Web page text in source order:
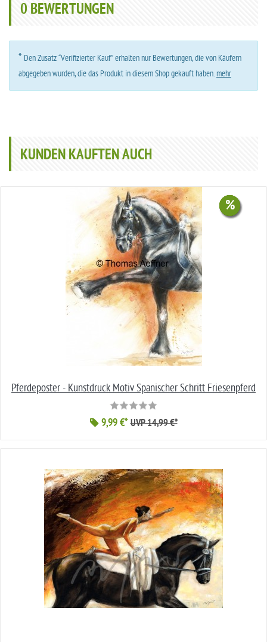
0 BEWERTUNGEN
* Den Zusatz “Verifizierter Kauf” erhalten nur Bewertungen, die von Käufern
abgegeben wurden, die das Produkt in diesem Shop gekauft haben.mehr
KUNDEN KAUFTEN AUCH
Pferdeposter - Kunstdruck Motiv Spanischer Schritt Friesenpferd
9,99 €*
%
UVP 14,99 €*
%
%
%
%